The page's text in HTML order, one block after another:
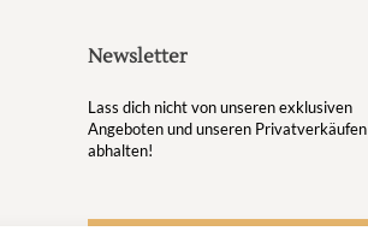
Newsletter
Lass dich nicht von unseren exklusiven
Angeboten und unseren Privatverkäufen
abhalten!